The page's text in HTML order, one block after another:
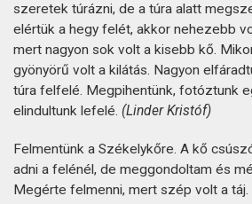
szeretek túrázni, de a túra alatt
elértük a hegy felét, akkor nehezebb
mert nagyon sok volt a kisebb kő.
gyönyörű volt a kilátás. Nagyon
túra felfelé. Megpihentünk, fotóztunk
elindultunk lefelé. (Linder Kristóf)
Felmentünk a Székelykőre. A kő
adni a felénél, de meggondoltam és
Megérte felmenni, mert szép volt a táj.